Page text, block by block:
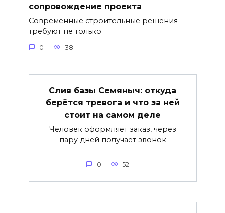
сопровождение проекта
Современные строительные решения
требуют не только
0 38
Слив базы Семяныч: откуда
берётся тревога и что за ней
стоит на самом деле
Человек оформляет заказ, через
пару дней получает звонок
0 52